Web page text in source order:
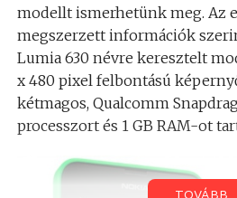
modellt ismerhetünk meg. Az
megszerzett információk
Lumia 630 névre keresztelt
x 480 pixel felbontású
kétmagos, Qualcomm
processzort és 1 GB RAM-ot
TOVÁBB